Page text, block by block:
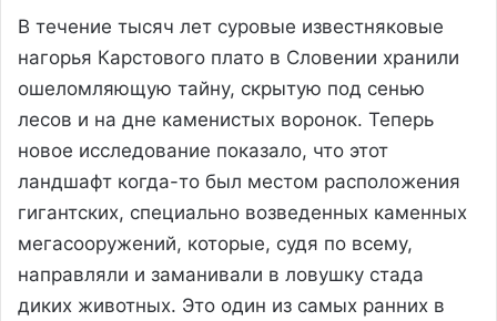
В течение тысяч лет суровые известняковые
нагорья Карстового плато в Словении хранили
ошеломляющую тайну, скрытую под сенью
лесов и на дне каменистых воронок. Теперь
новое исследование показало, что этот
ландшафт когда-то был местом расположения
гигантских, специально возведенных каменных
мегасооружений, которые, судя по всему,
направляли и заманивали в ловушку стада
диких животных. Это один из самых ранних в